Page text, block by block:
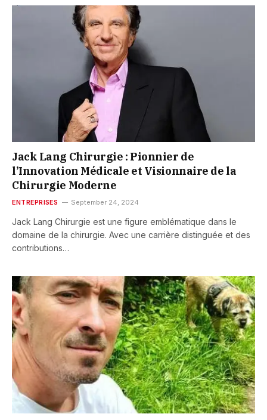
Jack Lang Chirurgie : Pionnier de
l’Innovation Médicale et Visionnaire de la
Chirurgie Moderne
ENTREPRISES September 24, 2024
Jack Lang Chirurgie est une figure emblématique dans le
domaine de la chirurgie. Avec une carrière distinguée et des
contributions…